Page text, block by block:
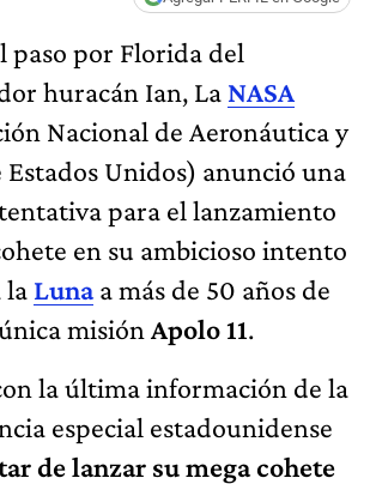
paso por Florida del
huracán Ian, La NASA
Nacional de Aeronáutica y
Estados Unidos) anunció una
para el lanzamiento
en su ambicioso intento
la Luna a más de 50 años de
misión Apolo 11.
la última información de la
especial estadounidense
de lanzar su mega cohete